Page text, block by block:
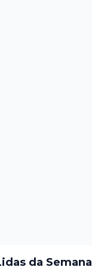
da Semana